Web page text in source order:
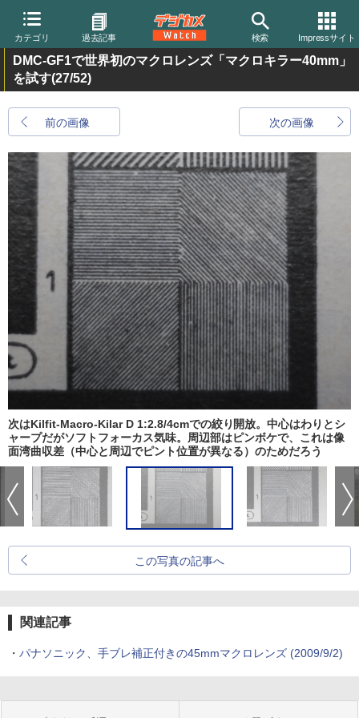
カテゴリ 過去記事 検索 Impressサイト
DMC-GF1で世界初のマクロレンズ「マクロキラー40mm」
を試す(27/52)
前の画像 次の画像
次はKilfit-Macro-Kilar D 1:2.8/4cmでの絞り開放。中心はわりとシ
ャープだがソフトフォーカス気味。周辺部はピンボケで、これは像
面湾曲収差（中心と周辺でピント位置が異なる）のためだろう
この写真の記事へ
関連記事
・ パナソニック、手ブレ補正付きの45mmマクロレンズ (2009/9/2)